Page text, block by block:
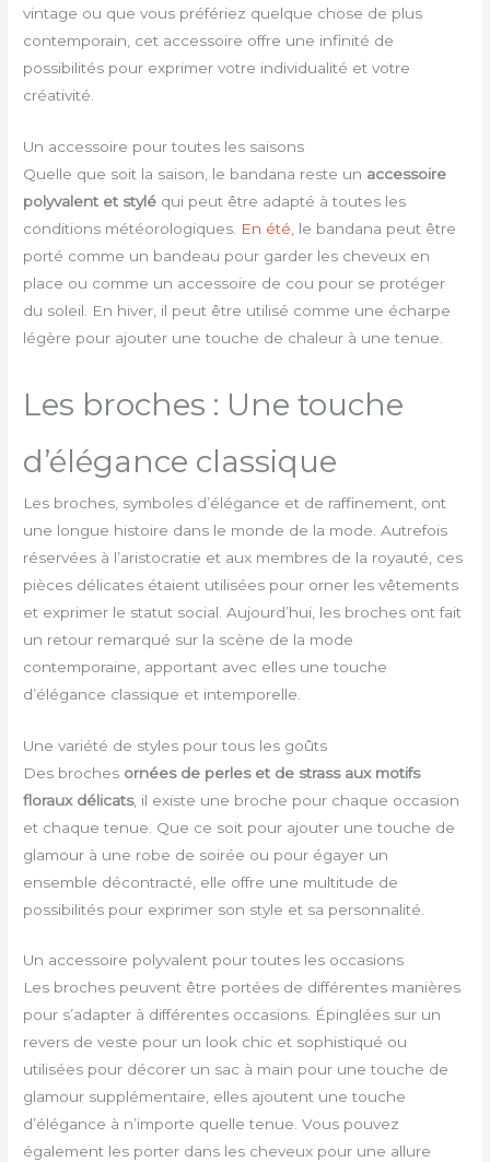
vintage ou que vous préfériez quelque chose de plus
contemporain, cet accessoire offre une infinité de
possibilités pour exprimer votre individualité et votre
créativité.
Un accessoire pour toutes les saisons
Quelle que soit la saison, le bandana reste un accessoire
polyvalent et stylé qui peut être adapté à toutes les
conditions météorologiques. En été , le bandana peut être
porté comme un bandeau pour garder les cheveux en
place ou comme un accessoire de cou pour se protéger
du soleil. En hiver, il peut être utilisé comme une écharpe
légère pour ajouter une touche de chaleur à une tenue.
Les broches : Une touche
d’élégance classique
Les broches, symboles d’élégance et de raffinement, ont
une longue histoire dans le monde de la mode. Autrefois
réservées à l’aristocratie et aux membres de la royauté, ces
pièces délicates étaient utilisées pour orner les vêtements
et exprimer le statut social. Aujourd’hui, les broches ont fait
un retour remarqué sur la scène de la mode
contemporaine, apportant avec elles une touche
d’élégance classique et intemporelle.
Une variété de styles pour tous les goûts
Des broches ornées de perles et de strass aux motifs
floraux délicats, il existe une broche pour chaque occasion
et chaque tenue. Que ce soit pour ajouter une touche de
glamour à une robe de soirée ou pour égayer un
ensemble décontracté, elle offre une multitude de
possibilités pour exprimer son style et sa personnalité.
Un accessoire polyvalent pour toutes les occasions
Les broches peuvent être portées de différentes manières
pour s’adapter à différentes occasions. Épinglées sur un
revers de veste pour un look chic et sophistiqué ou
utilisées pour décorer un sac à main pour une touche de
glamour supplémentaire, elles ajoutent une touche
d’élégance à n’importe quelle tenue. Vous pouvez
également les porter dans les cheveux pour une allure